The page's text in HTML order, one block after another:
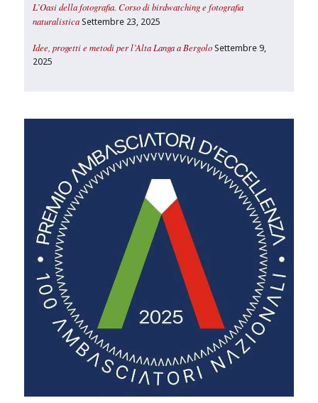
L’Oasi della fotografia. Corso di birdwatching e fotografia
naturalistica Settembre 23, 2025
Idee, progetti e metodi per l’Alta Langa a Bergolo Settembre 9,
2025